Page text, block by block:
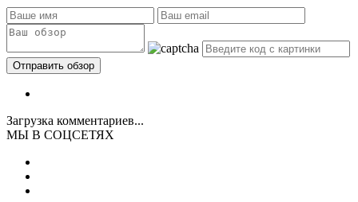
Загрузка комментариев...
МЫ В СОЦСЕТЯХ